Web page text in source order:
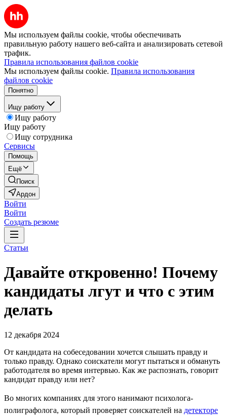
Мы используем файлы cookie, чтобы обеспечивать
правильную работу нашего веб-сайта и анализировать сетевой
трафик.
Правила использования файлов cookie
Мы используем файлы cookie. Правила использования
файлов cookie
Понятно
Ищу работу
Ищу работу
Ищу работу
Ищу сотрудника
Сервисы
Помощь
Ещё
Поиск
Ардон
Войти
Войти
Создать резюме
Статьи
Давайте откровенно! Почему
кандидаты лгут и что с этим
делать
12 декабря 2024
От кандидата на собеседовании хочется слышать правду и
только правду. Однако соискатели могут пытаться и обмануть
работодателя во время интервью. Как же распознать, говорит
кандидат правду или нет?
Во многих компаниях для этого нанимают психолога-
полиграфолога, который проверяет соискателей на детекторе